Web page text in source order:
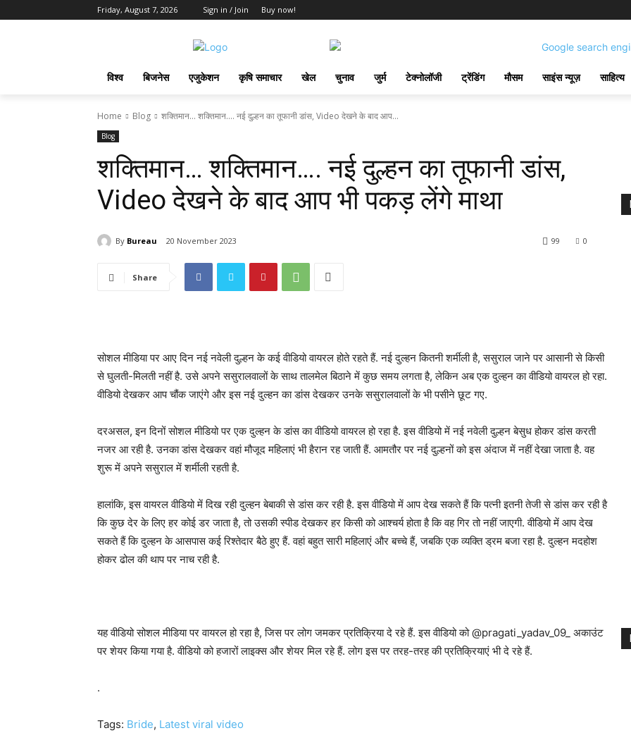
Friday, August 7, 2026 Sign in / Join Buy now!
विश्व बिजनेस एजुकेशन कृषि समाचार खेल चुनाव जुर्म टेक्नोलॉजी ट्रेंडिंग मौसम साइंस न्यूज़ साहित्य
Home Blog शक्‍त‍िमान... शक्‍त‍िमान.... नई दुल्हन का तूफानी डांस, Video देखने के बाद आप...
Blog
शक्‍त‍िमान… शक्‍त‍िमान…. नई दुल्हन का तूफानी डांस,
Video देखने के बाद आप भी पकड़ लेंगे माथा
By Bureau 20 November 2023 0
99
Share
सोशल मीडिया पर आए दिन नई नवेली दुल्हन के कई वीडियो वायरल होते रहते हैं. नई दुल्‍हन कितनी शर्मीली है, ससुराल जाने पर आसानी से किसी
से घुलती-मिलती नहीं है. उसे अपने ससुरालवालों के साथ तालमेल बिठाने में कुछ समय लगता है, लेकिन अब एक दुल्‍हन का वीड‍ियो वायरल हो रहा.
वीडियो देखकर आप चौंक जाएंगे और इस नई दुल्‍हन का डांस देखकर उनके ससुरालवालों के भी पसीने छूट गए.
दरअसल, इन द‍िनों सोशल मीड‍ियो पर एक दुल्‍हन के डांस का वीड‍ियो वायरल हो रहा है. इस वीडियो में नई नवेली दुल्हन बेसुध होकर डांस करती
नजर आ रही है. उनका डांस देखकर वहां मौजूद महिलाएं भी हैरान रह जाती हैं. आमतौर पर नई दुल्हनों को इस अंदाज में नहीं देखा जाता है. वह
शुरू में अपने ससुराल में शर्मीली रहती है.
हालांकि, इस वायरल वीडियो में दिख रही दुल्‍हन बेबाकी से डांस कर रही है. इस वीडियो में आप देख सकते हैं कि पत्नी इतनी तेजी से डांस कर रही है
कि कुछ देर के लिए हर कोई डर जाता है, तो उसकी स्पीड देखकर हर क‍िसी को आश्चर्य होता है कि वह गिर तो नहीं जाएगी. वीडियो में आप देख
सकते हैं कि दुल्‍हन के आसपास कई रिश्तेदार बैठे हुए हैं. वहां बहुत सारी महिलाएं और बच्चे हैं, जबकि एक व्यक्ति ड्रम बजा रहा है. दुल्‍हन मदहोश
होकर ढोल की थाप पर नाच रही है.
यह वीडियो सोशल मीडिया पर वायरल हो रहा है, जिस पर लोग जमकर प्रतिक्रिया दे रहे हैं. इस वीडियो को @pragati_yadav_09_ अकाउंट
पर शेयर किया गया है. वीडियो को हजारों लाइक्स और शेयर मिल रहे हैं. लोग इस पर तरह-तरह की प्रतिक्रियाएं भी दे रहे हैं.
.
Tags: Bride, Latest viral video